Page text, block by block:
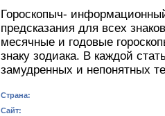
Гороскопыч-
предсказания для всех
месячные и годовые
знаку зодиака. В каждой
замудренных и непонятных
Страна:
Сайт: